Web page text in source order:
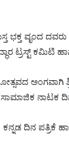
ವೃಂದ ದವರು
ಟ್ರಸ್ಟ್ ಕಮಿಟಿ
ನಾಟಕ
ದಿನ